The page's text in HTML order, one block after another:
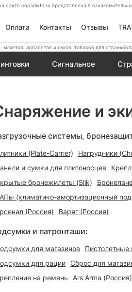
сайте popadiv10.ru представлена в
Оплата Контакты Отзывы
макетов, арбалетов и луков, товаров для
Сигнальное
и
системы,
(Plate-Carrier) Нагрудники
и сумки для плитоносцев
бронежилеты (Slik)
(климатико-амортизационный
(Россия)
Варяг (Россия)
и патронташи:
для магазинов Пистолетные
для рации Сброс для
на ремень
Ars Arma (Россия)